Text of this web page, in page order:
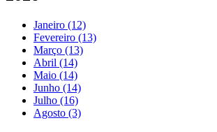
Janeiro (12)
Fevereiro (13)
Março (13)
Abril (14)
Maio (14)
Junho (14)
Julho (16)
Agosto (3)